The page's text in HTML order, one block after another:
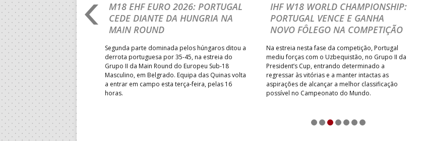
PORTUGAL
E SEGUE NA LUTA
CLASSIFICAÇÃO
a Guiné por 28-23, em
do Grupo II da
de sub-18 Feminino,
Equipa das Quinas volta
quinta-feira.
M18 EHF EURO 2026: PORTUGAL
CEDE DIANTE DA HUNGRIA NA
MAIN ROUND
Segunda parte dominada pelos húngaros ditou a
derrota portuguesa por 35-45, na estreia do
Grupo II da Main Round do Europeu Sub-18
Masculino, em Belgrado. Equipa das Quinas volta
a entrar em campo esta terça-feira, pelas 16
horas.
IHF W18 WORLD CHAMPIONSHIP:
PORTUGAL VENCE E GANHA
NOVO FÔLEGO NA COMPETIÇÃO
Na estreia nesta fase da competição, Portugal
mediu forças com o Uzbequistão, no Grupo II da
President’s Cup, entrando determinado a
regressar às vitórias e a manter intactas as
aspirações de alcançar a melhor classificação
possível no Campeonato do Mundo.
1 2 3 4 5 6 7